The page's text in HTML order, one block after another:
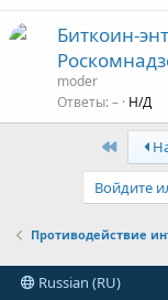
Биткоин-
moder
Ответы – Н/Д
First
Войдите
Противодействие
Russian (RU)